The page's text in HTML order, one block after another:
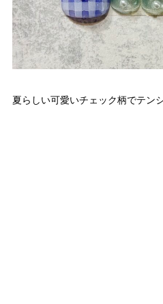
夏らしい可愛いチェック柄でテン